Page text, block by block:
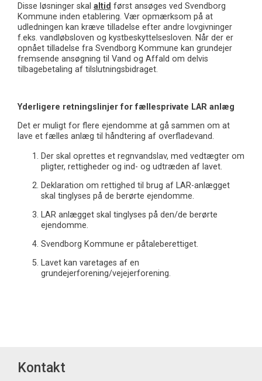
Disse løsninger skal altid først ansøges ved Svendborg
Kommune inden etablering. Vær opmærksom på at
udledningen kan kræve tilladelse efter andre lovgivninger
f.eks. vandløbsloven og kystbeskyttelsesloven. Når der er
opnået tilladelse fra Svendborg Kommune kan grundejer
fremsende ansøgning til Vand og Affald om delvis
tilbagebetaling af tilslutningsbidraget.
Yderligere retningslinjer for fællesprivate LAR anlæg
Det er muligt for flere ejendomme at gå sammen om at
lave et fælles anlæg til håndtering af overfladevand.
Der skal oprettes et regnvandslav, med vedtægter om
pligter, rettigheder og ind- og udtræden af lavet.
Deklaration om rettighed til brug af LAR-anlægget
skal tinglyses på de berørte ejendomme.
LAR anlægget skal tinglyses på den/de berørte
ejendomme.
Svendborg Kommune er påtaleberettiget.
Lavet kan varetages af en
grundejerforening/vejejerforening.
Kontakt